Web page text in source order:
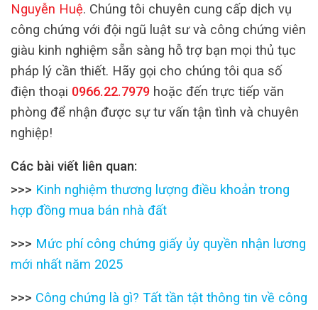
Nguyễn Huệ. Chúng tôi chuyên cung cấp dịch vụ
công chứng với đội ngũ luật sư và công chứng viên
giàu kinh nghiệm sẵn sàng hỗ trợ bạn mọi thủ tục
pháp lý cần thiết. Hãy gọi cho chúng tôi qua số
điện thoại 0966.22.7979 hoặc đến trực tiếp văn
phòng để nhận được sự tư vấn tận tình và chuyên
nghiệp!
Các bài viết liên quan:
>>> Kinh nghiệm thương lượng điều khoản trong
hợp đồng mua bán nhà đất
>>> Mức phí công chứng giấy ủy quyền nhận lương
mới nhất năm 2025
>>> Công chứng là gì? Tất tần tật thông tin về công